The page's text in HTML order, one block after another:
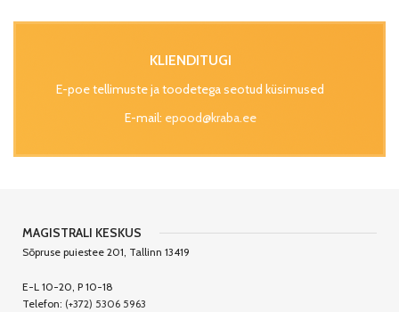
KLIENDITUGI
E-poe tellimuste ja toodetega seotud küsimused
E-mail: epood@kraba.ee
MAGISTRALI KESKUS
Sõpruse puiestee 201, Tallinn 13419
E-L 10-20, P 10-18
Telefon: (+372) 5306 5963